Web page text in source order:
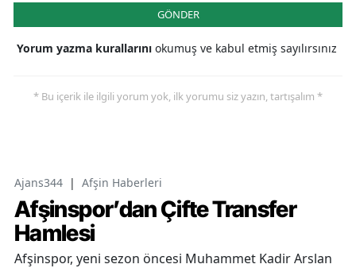
GÖNDER
Yorum yazma kurallarını okumuş ve kabul etmiş sayılırsınız
* Bu içerik ile ilgili yorum yok, ilk yorumu siz yazın, tartışalım *
Ajans344 | Afşin Haberleri
Afşinspor’dan Çifte Transfer
Hamlesi
Afşinspor, yeni sezon öncesi Muhammet Kadir Arslan